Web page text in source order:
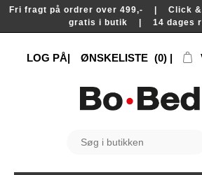
Fri fragt på ordrer over 499,- | Click &
gratis i butik | 14 dages
LOG PÅ ØNSKELISTE (0)